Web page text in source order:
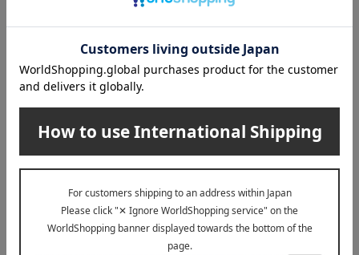
POLA（ポーラ）
ディエム クルール カラーブレ
ンドファンデーションケース
N
税込 1,320円
POLA（ポーラ）
B.A フィニッシングパウダー
ケース
税込 2,750円